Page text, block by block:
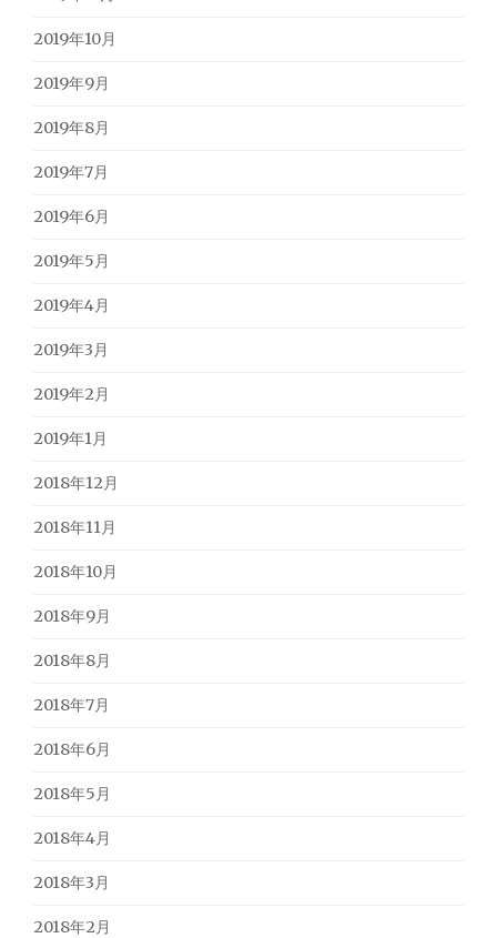
2019年10月
2019年9月
2019年8月
2019年7月
2019年6月
2019年5月
2019年4月
2019年3月
2019年2月
2019年1月
2018年12月
2018年11月
2018年10月
2018年9月
2018年8月
2018年7月
2018年6月
2018年5月
2018年4月
2018年3月
2018年2月